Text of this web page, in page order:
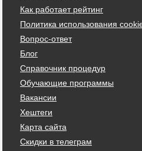
Как работает рейтинг
Политика использования
Вопрос-ответ
Блог
Справочник процедур
Обучающие программы
Вакансии
Хештеги
Карта сайта
Скидки в телеграм